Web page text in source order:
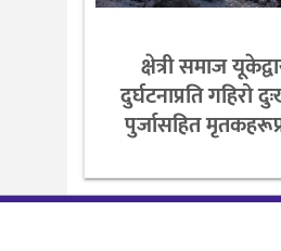
क्षेत्री समाज
दुर्घटनाप्रति गहिरो
पुर्जासहित